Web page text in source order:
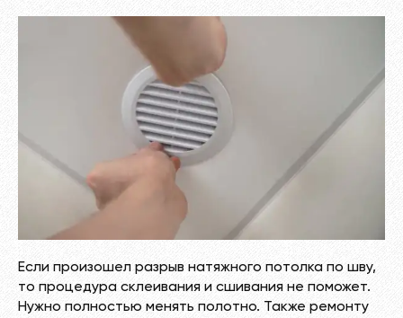
Если произошел разрыв натяжного потолка по шву,
то процедура склеивания и сшивания не поможет.
Нужно полностью менять полотно. Также ремонту